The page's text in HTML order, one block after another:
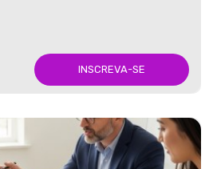
INSCREVA-SE